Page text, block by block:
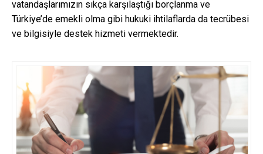
vatandaşlarımızın sıkça karşılaştığı borçlanma ve
Türkiye’de emekli olma gibi hukuki ihtilaflarda da tecrübesi
ve bilgisiyle destek hizmeti vermektedir.